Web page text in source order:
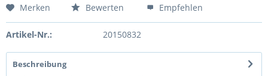
Merken Bewerten Empfehlen
Artikel-Nr.: 20150832
Beschreibung